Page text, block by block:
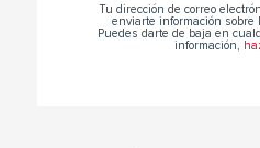
Tu dirección de correo
enviarte información sobre
Puedes darte de baja en
información,